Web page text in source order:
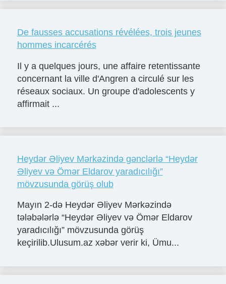
De fausses accusations révélées, trois jeunes
hommes incarcérés
Il y a quelques jours, une affaire retentissante
concernant la ville d'Angren a circulé sur les
réseaux sociaux. Un groupe d'adolescents y
affirmait ...
Heydər Əliyev Mərkəzində gənclərlə “Heydər
Əliyev və Ömər Eldarov yaradıcılığı”
mövzusunda görüş olub
Mayın 2-də Heydər Əliyev Mərkəzində
tələbələrlə “Heydər Əliyev və Ömər Eldarov
yaradıcılığı” mövzusunda görüş
keçirilib.Ulusum.az xəbər verir ki, Ümu...